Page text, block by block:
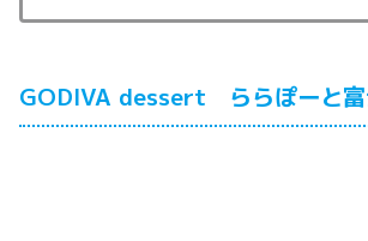
GODIVA dessert ららぽーと富